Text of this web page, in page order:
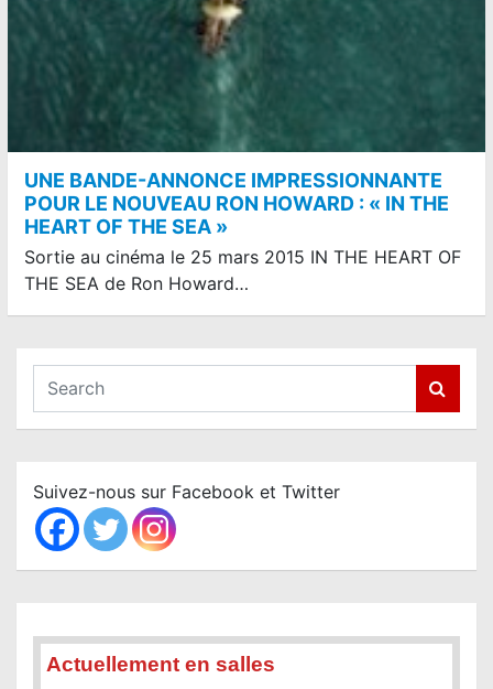
UNE BANDE-ANNONCE IMPRESSIONNANTE
POUR LE NOUVEAU RON HOWARD : « IN THE
HEART OF THE SEA »
Sortie au cinéma le 25 mars 2015 IN THE HEART OF
THE SEA de Ron Howard…
a
c
h
Suivez-nous sur Facebook et Twitter
Actuellement en salles